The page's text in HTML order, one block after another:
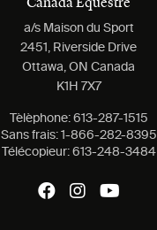
Canada Équestre
a/s Maison du Sport
2451, Riverside Drive
Ottawa, ON Canada
K1H 7X7
Tèlèphone: 613-287-1515
Sans frais: 1-866-282-8395
Télécopieur: 613-248-3484